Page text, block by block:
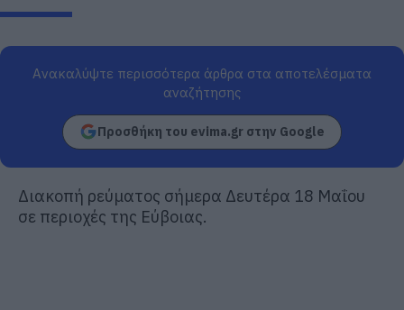
Ανακαλύψτε περισσότερα άρθρα στα αποτελέσματα
αναζήτησης
Προσθήκη του evima.gr στην Google
Διακοπή ρεύματος σήμερα Δευτέρα 18 Μαΐου
σε περιοχές της Εύβοιας.